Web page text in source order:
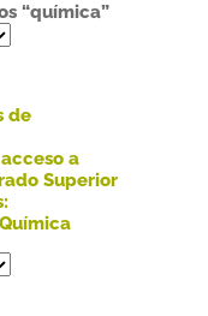
“química”